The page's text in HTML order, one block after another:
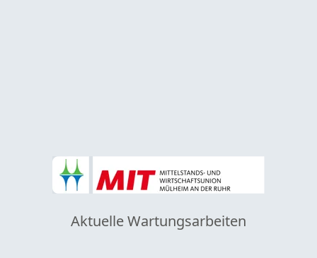
Aktuelle Wartungsarbeiten